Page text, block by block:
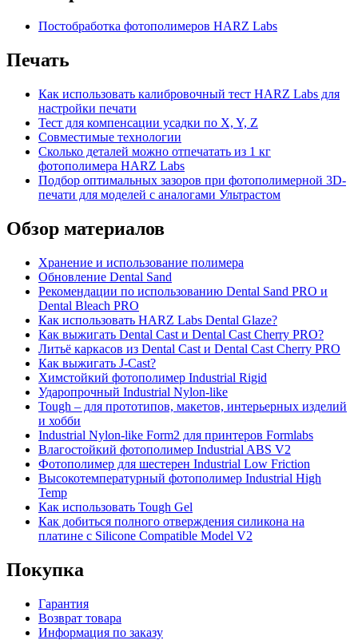
Постобработка фотополимеров HARZ Labs
Печать
Как использовать калибровочный тест HARZ Labs для
настройки печати
Тест для компенсации усадки по X, Y, Z
Совместимые технологии
Сколько деталей можно отпечатать из 1 кг
фотополимера HARZ Labs
Подбор оптимальных зазоров при фотополимерной 3D-
печати для моделей с аналогами Ультрастом
Обзор материалов
Хранение и использование полимера
Обновление Dental Sand
Рекомендации по использованию Dental Sand PRO и
Dental Bleach PRO
Как использовать HARZ Labs Dental Glaze?
Как выжигать Dental Cast и Dental Cast Cherry PRO?
Литьё каркасов из Dental Cast и Dental Cast Cherry PRO
Как выжигать J-Cast?
Химстойкий фотополимер Industrial Rigid
Ударопрочный Industrial Nylon-like
Tough – для прототипов, макетов, интерьерных изделий
и хобби
Industrial Nylon-like Form2 для принтеров Formlabs
Влагостойкий фотополимер Industrial ABS V2
Фотополимер для шестерен Industrial Low Friction
Высокотемпературный фотополимер Industrial High
Temp
Как использовать Tough Gel
Как добиться полного отверждения силикона на
платине с Silicone Compatible Model V2
Покупка
Гарантия
Возврат товара
Информация по заказу